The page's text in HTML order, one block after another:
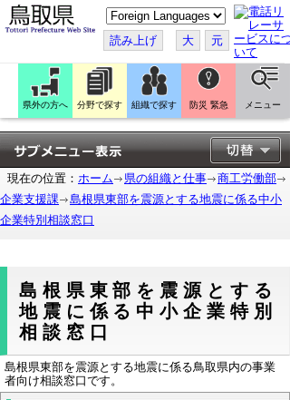
こ
の
ペ
ー
ジ
翻
訳
す
る
読み上げ 大 元
県外の方へ 分野で探す 組織で探す 防災 緊急 メニュー
現在の位置： ホーム 県の組織と仕事
商工労働部
企業支援課
島根県東部を震源とする地震に係る中小
企業特別相談窓口
島根県東部を震源とする
地震に係る中小企業特別
相談窓口
島根県東部を震源とする地震に係る鳥取県内の事業
者向け相談窓口です。